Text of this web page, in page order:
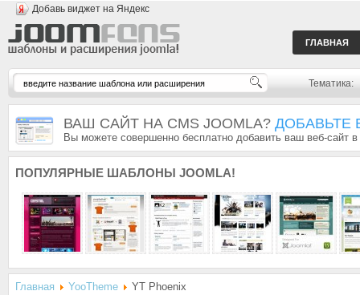
Добавь виджет на Яндекс
ГЛАВНАЯ
Тематика:
ВАШ САЙТ НА CMS JOOMLA? ДОБАВЬТЕ
Вы можете совершенно бесплатно добавить ваш веб-сайт
ПОПУЛЯРНЫЕ ШАБЛОНЫ JOOMLA!
Главная YooTheme YT Phoenix